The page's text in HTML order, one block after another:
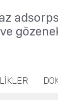
ve